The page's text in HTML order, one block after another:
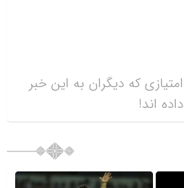
امتیازی که دیگران به این خبر
داده اند!